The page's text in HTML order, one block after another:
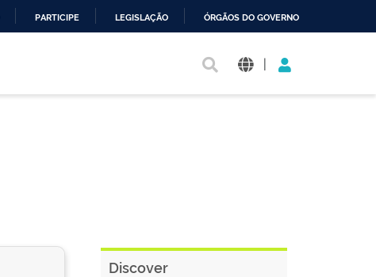
PARTICIPE LEGISLAÇÃO ÓRGÃOS DO GOVERNO
|
Discover